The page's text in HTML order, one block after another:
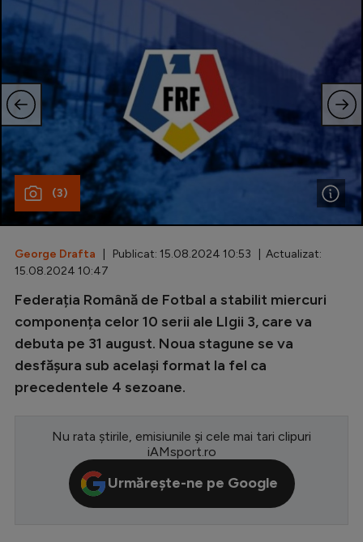
Cupa României
Echipa Națională
U21
Fotbal feminin
Special
Diverse
Inedit
Champions League
Europa League
Conference League
Premier League
LaLiga
Serie A
(3)
George Drafta | Publicat: 15.08.2024 10:53 | Actualizat:
15.08.2024 10:47
Federația Română de Fotbal a stabilit miercuri
componența celor 10 serii ale LIgii 3, care va
debuta pe 31 august. Noua stagune se va
desfășura sub același format la fel ca
precedentele 4 sezoane.
Nu rata știrile, emisiunile și cele mai tari clipuri
iAMsport.ro
Urmărește-ne pe Google